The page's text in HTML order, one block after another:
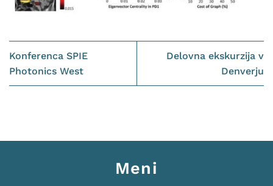
Konferenca SPIE
Photonics West
Delovna ekskurzija v
Denverju
Meni